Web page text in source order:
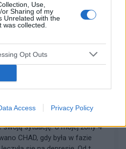
Use,
Sharing of my
Unrelated with the
collected.
Opt Outs
Access Privacy Policy
NA FORUM Z
BEZSENNOŚĆ
afektywne dwubiegunowe -
sytuację. U mojej żony 4
CHAD, gdy była w fazie